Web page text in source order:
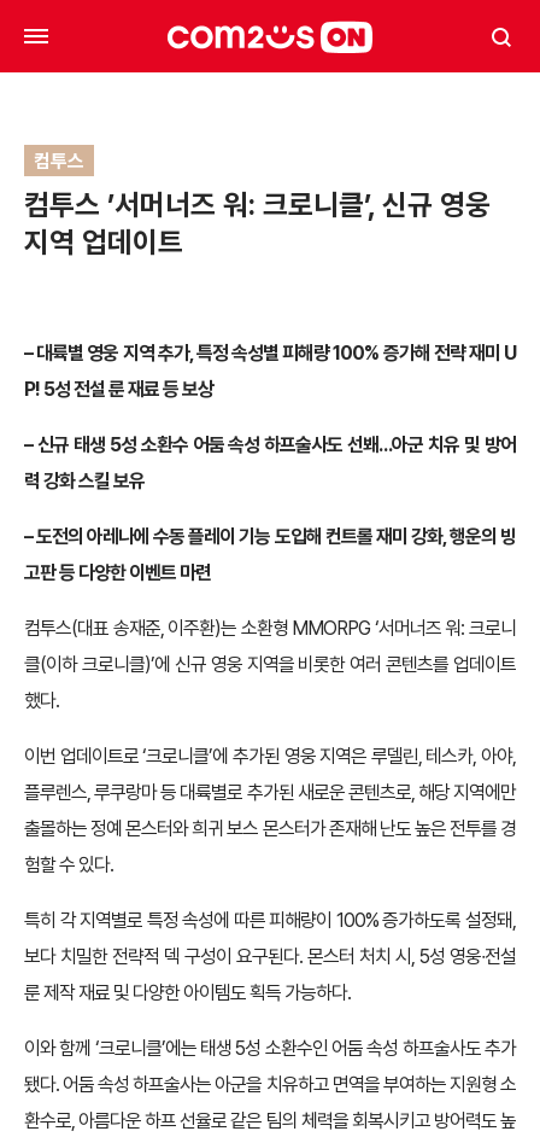
컴투스
컴투스 ’서머너즈 워: 크로니클’, 신규 영웅
지역 업데이트
– 대륙별 영웅 지역 추가, 특정 속성별 피해량 100% 증가해 전략 재미 U
P! 5성 전설 룬 재료 등 보상
– 신규 태생 5성 소환수 어둠 속성 하프술사도 선봬…아군 치유 및 방어
력 강화 스킬 보유
– 도전의 아레나에 수동 플레이 기능 도입해 컨트롤 재미 강화, 행운의 빙
고판 등 다양한 이벤트 마련
컴투스(대표 송재준, 이주환)는 소환형 MMORPG ‘서머너즈 워: 크로니
클(이하 크로니클)’에 신규 영웅 지역을 비롯한 여러 콘텐츠를 업데이트
했다.
이번 업데이트로 ‘크로니클’에 추가된 영웅 지역은 루델린, 테스카, 아야,
플루렌스, 루쿠랑마 등 대륙별로 추가된 새로운 콘텐츠로, 해당 지역에만
출몰하는 정예 몬스터와 희귀 보스 몬스터가 존재해 난도 높은 전투를 경
험할 수 있다.
특히 각 지역별로 특정 속성에 따른 피해량이 100% 증가하도록 설정돼,
보다 치밀한 전략적 덱 구성이 요구된다. 몬스터 처치 시, 5성 영웅∙전설
룬 제작 재료 및 다양한 아이템도 획득 가능하다.
이와 함께 ‘크로니클’에는 태생 5성 소환수인 어둠 속성 하프술사도 추가
됐다. 어둠 속성 하프술사는 아군을 치유하고 면역을 부여하는 지원형 소
환수로, 아름다운 하프 선율로 같은 팀의 체력을 회복시키고 방어력도 높